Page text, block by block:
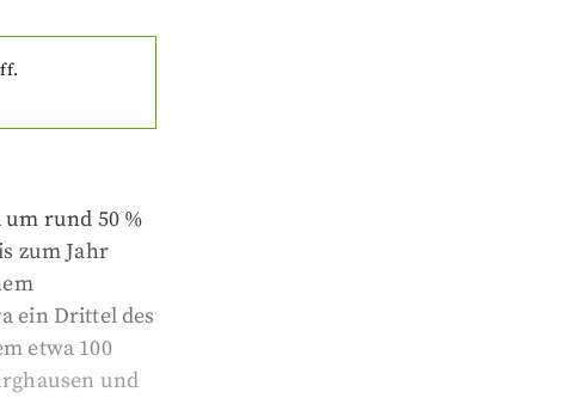
rund 50 %
zum Jahr
ein Drittel des
etwa 100
und